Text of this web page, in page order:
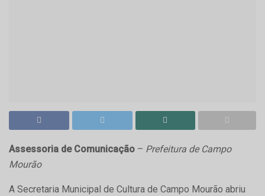
Assessoria de Comunicação – Prefeitura de Campo
Mourão
A Secretaria Municipal de Cultura de Campo Mourão abriu